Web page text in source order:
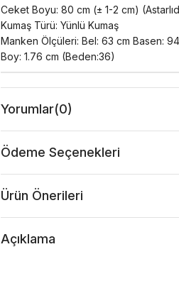
Ceket Boyu: 80 cm (± 1-2 cm)
Kumaş Türü: Yünlü Kumaş
Manken Ölçüleri: Bel: 63 cm Basen:
Boy: 1.76 cm (Beden:36)
Yorumlar(0)
Ödeme Seçenekleri
Ürün Önerileri
Açıklama